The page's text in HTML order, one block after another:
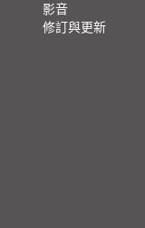
影音
修訂與更新